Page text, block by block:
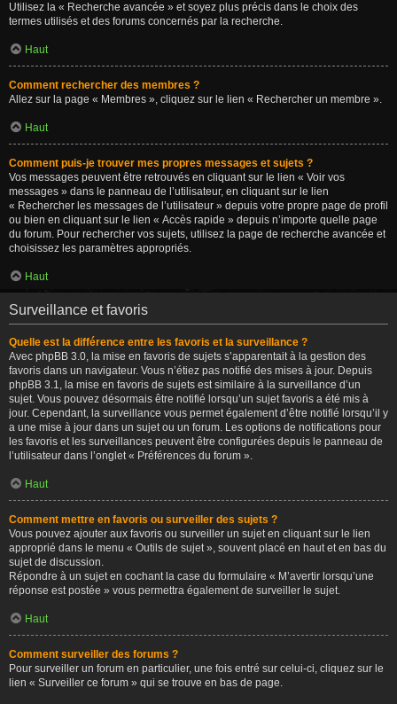
Utilisez la « Recherche avancée » et soyez plus précis dans le choix des
termes utilisés et des forums concernés par la recherche.
Haut
Comment rechercher des membres ?
Allez sur la page « Membres », cliquez sur le lien « Rechercher un membre ».
Haut
Comment puis-je trouver mes propres messages et sujets ?
Vos messages peuvent être retrouvés en cliquant sur le lien « Voir vos
messages » dans le panneau de l’utilisateur, en cliquant sur le lien
« Rechercher les messages de l’utilisateur » depuis votre propre page de profil
ou bien en cliquant sur le lien « Accès rapide » depuis n’importe quelle page
du forum. Pour rechercher vos sujets, utilisez la page de recherche avancée et
choisissez les paramètres appropriés.
Haut
Surveillance et favoris
Quelle est la différence entre les favoris et la surveillance ?
Avec phpBB 3.0, la mise en favoris de sujets s’apparentait à la gestion des
favoris dans un navigateur. Vous n’étiez pas notifié des mises à jour. Depuis
phpBB 3.1, la mise en favoris de sujets est similaire à la surveillance d’un
sujet. Vous pouvez désormais être notifié lorsqu’un sujet favoris a été mis à
jour. Cependant, la surveillance vous permet également d’être notifié lorsqu’il y
a une mise à jour dans un sujet ou un forum. Les options de notifications pour
les favoris et les surveillances peuvent être configurées depuis le panneau de
l’utilisateur dans l’onglet « Préférences du forum ».
Haut
Comment mettre en favoris ou surveiller des sujets ?
Vous pouvez ajouter aux favoris ou surveiller un sujet en cliquant sur le lien
approprié dans le menu « Outils de sujet », souvent placé en haut et en bas du
sujet de discussion.
Répondre à un sujet en cochant la case du formulaire « M’avertir lorsqu’une
réponse est postée » vous permettra également de surveiller le sujet.
Haut
Comment surveiller des forums ?
Pour surveiller un forum en particulier, une fois entré sur celui-ci, cliquez sur le
lien « Surveiller ce forum » qui se trouve en bas de page.